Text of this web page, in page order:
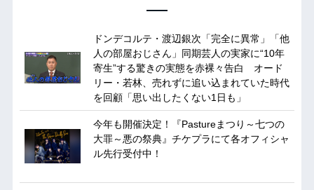
ドンデコルテ・渡辺銀次「完全に異常」「他
人の部屋おじさん」同期芸人の実家に“10年
寄生”する驚きの実態を赤裸々告白 オード
リー・若林、売れずに追い込まれていた時代
を回顧「思い出したくない1日も」
今年も開催決定！『Pastureまつり～七つの
大罪～悪の祭典』チケプラにて各オフィシャ
ル先行受付中！